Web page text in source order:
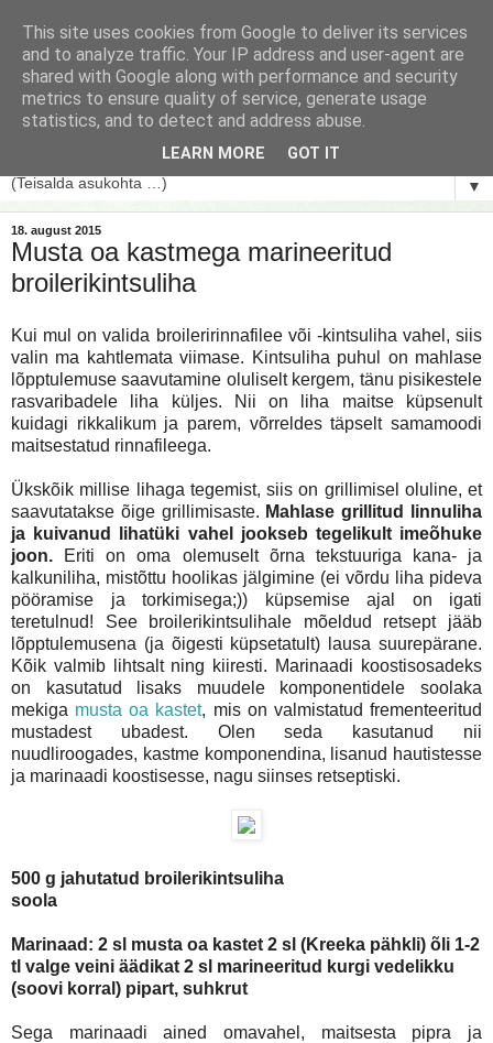
▼
18. august 2015
Musta oa kastmega marineeritud
broilerikintsuliha
Kui mul on valida broileririnnafilee või -kintsuliha vahel, siis
valin ma kahtlemata viimase. Kintsuliha puhul on mahlase
lõpptulemuse saavutamine oluliselt kergem, tänu pisikestele
rasvaribadele liha küljes. Nii on liha maitse küpsenult
kuidagi rikkalikum ja parem, võrreldes täpselt samamoodi
maitsestatud rinnafileega.
Ükskõik millise lihaga tegemist, siis on grillimisel oluline, et
saavutatakse õige grillimisaste. Mahlase grillitud linnuliha
ja kuivanud lihatüki vahel jookseb tegelikult imeõhuke
joon. Eriti on oma olemuselt õrna tekstuuriga kana- ja
kalkuniliha, mistõttu hoolikas jälgimine (ei võrdu liha pideva
pööramise ja torkimisega;)) küpsemise ajal on igati
teretulnud! See broilerikintsulihale mõeldud retsept jääb
lõpptulemusena (ja õigesti küpsetatult) lausa suurepärane.
Kõik valmib lihtsalt ning kiiresti. Marinaadi koostisosadeks
on kasutatud lisaks muudele komponentidele soolaka
mekiga musta oa kastet, mis on valmistatud frementeeritud
mustadest ubadest. Olen seda kasutanud nii
nuudliroogades, kastme komponendina, lisanud hautistesse
ja marinaadi koostisesse, nagu siinses retseptiski.
500 g jahutatud broilerikintsuliha
soola
Marinaad: 2 sl musta oa kastet 2 sl (Kreeka pähkli) õli 1-2
tl valge veini äädikat 2 sl marineeritud kurgi vedelikku
(soovi korral) pipart, suhkrut
Sega marinaadi ained omavahel, maitsesta pipra ja
This site uses cookies from Google to deliver its services
and to analyze traffic. Your IP address and user-agent are
shared with Google along with performance and security
metrics to ensure quality of service, generate usage
statistics, and to detect and address abuse.
LEARN MORE GOT IT